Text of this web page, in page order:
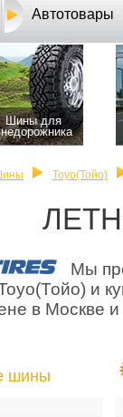
Автотовары
Шины для
Toyo(Тойо)
Мы
и
в Москве и
шины